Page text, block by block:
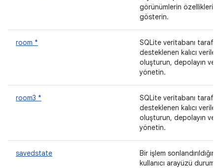
görünümlerin özelliklerini
gösterin.
room *
SQLite veritabanı
desteklenen kalıcı veriler
oluşturun, depolayın ve
yönetin.
room3 *
SQLite veritabanı
desteklenen kalıcı veriler
oluşturun, depolayın ve
yönetin.
savedstate
Bir işlem
kullanıcı arayüzü